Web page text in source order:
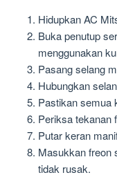
Hidupkan AC
Buka penutup
menggunakan
Pasang selang
Hubungkan
Pastikan semua
Periksa tekanan
Putar keran
Masukkan freon
tidak rusak.